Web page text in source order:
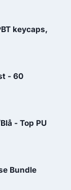
keycaps,
- 60
- Top PU
Bundle